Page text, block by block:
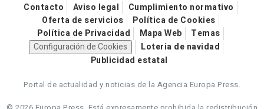
Contacto Aviso legal
Cumplimiento normativo
Oferta de servicios
Política de Cookies
Política de Privacidad
Mapa Web
Temas
Configuración de Cookies
Loteria de navidad
Publicidad estatal
Portal de actualidad y noticias de la Agencia Europa Press.